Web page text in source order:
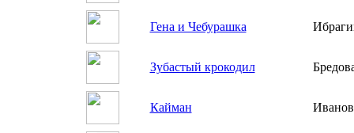
Гена и Чебурашка
Зубастый крокодил
Кайман